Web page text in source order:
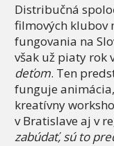
Distribučná
filmových klubov
fungovania na
však už piaty rok
deťom. Ten
funguje
kreatívny
v Bratislave aj v
zabúdať, sú to